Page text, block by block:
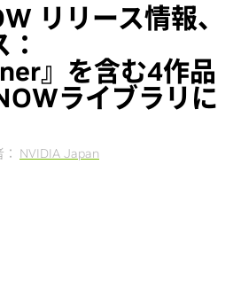
リリース情報、
』を含む4作品
ライブラリに
NVIDIA Japan